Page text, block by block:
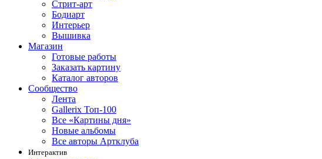
Стрит-арт
Бодиарт
Интерьер
Вышивка
Магазин
Готовые работы
Заказать картину
Каталог авторов
Сообщество
Лента
Gallerix Топ-100
Все «Картины дня»
Новые альбомы
Все авторы Артклуба
Интерактив